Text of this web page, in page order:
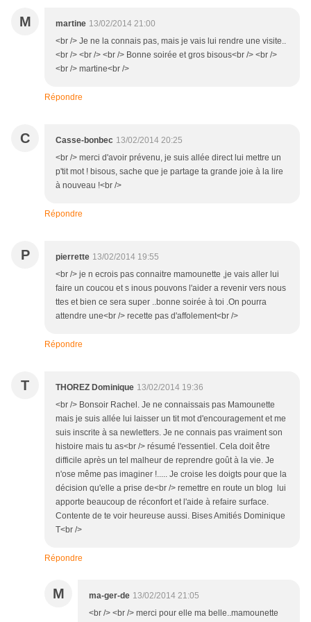
M martine 13/02/2014 21:00
<br /> Je ne la connais pas, mais je vais lui rendre une visite..
<br /> <br /> <br /> Bonne soirée et gros bisous<br /> <br />
<br /> martine<br />
Répondre
C Casse-bonbec 13/02/2014 20:25
<br /> merci d'avoir prévenu, je suis allée direct lui mettre un
p'tit mot ! bisous, sache que je partage ta grande joie à la lire
à nouveau !<br />
Répondre
P pierrette 13/02/2014 19:55
<br /> je n ecrois pas connaitre mamounette ,je vais aller lui
faire un coucou et s inous pouvons l'aider a revenir vers nous
ttes et bien ce sera super ..bonne soirée à toi .On pourra
attendre une<br /> recette pas d'affolement<br />
Répondre
T THOREZ Dominique 13/02/2014 19:36
<br /> Bonsoir Rachel. Je ne connaissais pas Mamounette
mais je suis allée lui laisser un tit mot d'encouragement et me
suis inscrite à sa newletters. Je ne connais pas vraiment son
histoire mais tu as<br /> résumé l'essentiel. Cela doit être
difficile après un tel malheur de reprendre goût à la vie. Je
n'ose même pas imaginer !..... Je croise les doigts pour que la
décision qu'elle a prise de<br /> remettre en route un blog lui
apporte beaucoup de réconfort et l'aide à refaire surface.
Contente de te voir heureuse aussi. Bises Amitiés Dominique
T<br />
Répondre
M ma-ger-de 13/02/2014 21:05
<br /> <br /> merci pour elle ma belle..mamounette